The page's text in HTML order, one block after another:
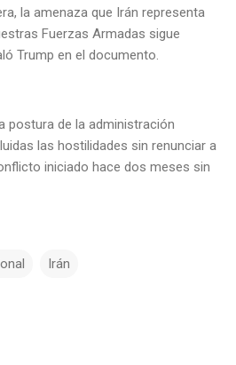
la amenaza que Irán representa
Fuerzas Armadas sigue
Trump en el documento.
postura de la administración
las hostilidades sin renunciar a
iniciado hace dos meses sin
Irán